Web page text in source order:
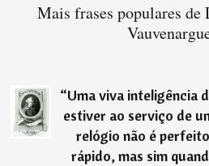
Mais frases populares de
“Uma viva inteligência
estiver ao serviço de
relógio não é
rápido, mas sim